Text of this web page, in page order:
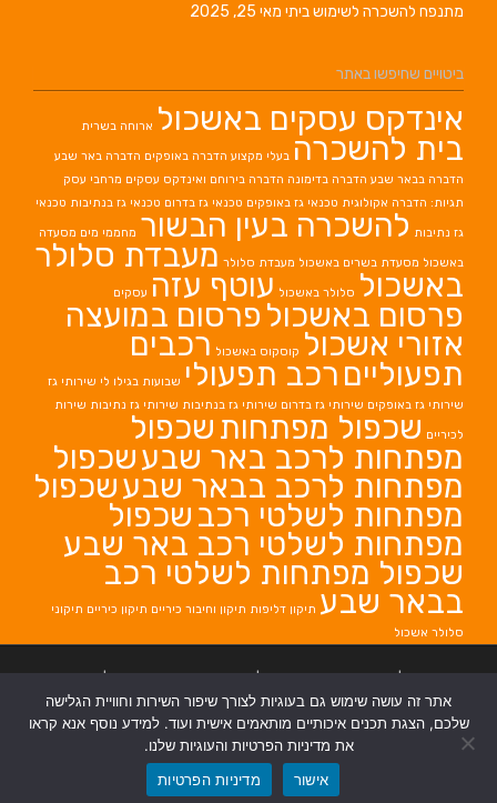
מתנפח להשכרה לשימוש ביתי מאי 25, 2025
ביטויים שחיפשו באתר
אינדקס עסקים באשכול ארוחה בשרית
בית להשכרה בעלי מקצוע הדברה באופקים הדברה באר שבע
הדברה בבאר שבע הדברה בדימונה הדברה בירוחם ואינדקס עסקים מרחבי עסק
תגיות: הדברה אקולוגית טכנאי גז באופקים טכנאי גז בדרום טכנאי גז בנתיבות טכנאי
גז נתיבות להשכרה בעין הבשור מחממי מים מסעדה
באשכול מסעדת בשרים באשכול מעבדת סלולר מעבדת סלולר
באשכול סלולר באשכול עוטף עזה עסקים
פרסום באשכול פרסום במועצה
אזורי אשכול קוסקוס באשכול רכבים
תפעוליים רכב תפעולי שבועות בגילו לי שירותי גז
שירותי גז באופקים שירותי גז בדרום שירותי גז בנתיבות שירותי גז נתיבות שירות
לכיריים שכפול מפתחות שכפול
מפתחות לרכב באר שבעשכפול
מפתחות לרכב בבאר שבעשכפול
מפתחות לשלטי רכב שכפול
מפתחות לשלטי רכב באר שבע
שכפול מפתחות לשלטי רכב
בבאר שבע תיקון דליפות תיקון וחיבור כיריים תיקון כיריים תיקוני
סלולר אשכול
בבאר שבע |
אתר זה עושה שימוש גם בעוגיות לצורך שיפור השירות וחוויית הגלישה
שלכם, הצגת תכנים איכותיים מותאמים אישית ועוד. למידע נוסף אנא קראו
את מדיניות הפרטיות והעוגיות שלנו.
אישור
מדיניות הפרטיות